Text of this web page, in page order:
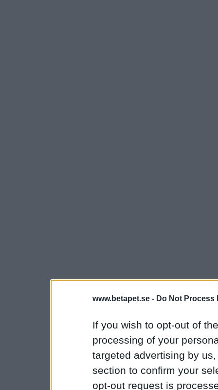
www.betapet.se - Do Not Process
If you wish to opt-out of
processing of your
targeted advertising by
section to confirm your
opt-out request is